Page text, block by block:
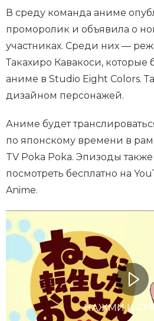
В среду команда аниме
проморолик и объявила о
участниках. Среди них —
Такахиро Кавакоси, которые
аниме в Studio Eight Colors.
дизайном персонажей.
Аниме будет
по японскому времени в
TV Poka Poka. Эпизоды
посмотреть бесплатно на
Anime.
НАЖМИ И